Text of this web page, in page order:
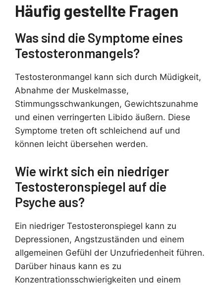
Häufig gestellte Fragen
Was sind die Symptome eines
Testosteronmangels?
Testosteronmangel kann sich durch Müdigkeit,
Abnahme der Muskelmasse,
Stimmungsschwankungen, Gewichtszunahme
und einen verringerten Libido äußern. Diese
Symptome treten oft schleichend auf und
können leicht übersehen werden.
Wie wirkt sich ein niedriger
Testosteronspiegel auf die
Psyche aus?
Ein niedriger Testosteronspiegel kann zu
Depressionen, Angstzuständen und einem
allgemeinen Gefühl der Unzufriedenheit führen.
Darüber hinaus kann es zu
Konzentrationsschwierigkeiten und einem